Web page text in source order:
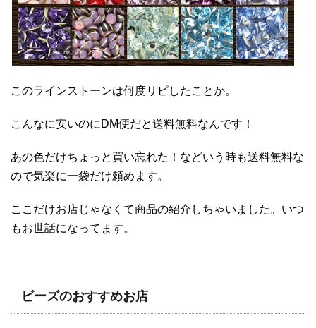
このラインストーンは何度リピしたことか。
こんなに安いのにDM便だと送料無料なんです！
あの色だけちょっと買い忘れた！などいう時も送料無料な
ので気楽に一袋だけ頼めます。
ここだけお店じゃなくて商品の紹介しちゃいました。いつ
もお世話になってます。
ビーズのおすすめお店